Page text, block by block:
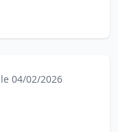
04/02/2026